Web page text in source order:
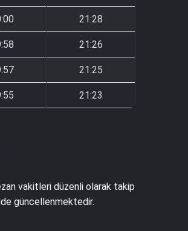
21:28
21:26
21:25
21:23
vakitleri düzenli olarak takip
güncellenmektedir.